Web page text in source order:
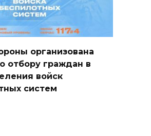
организована
отбору граждан в
войск
систем